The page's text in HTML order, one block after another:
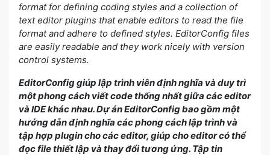
format for defining coding styles and a collection of
text editor plugins that enable editors to read the file
format and adhere to defined styles. EditorConfig files
are easily readable and they work nicely with version
control systems.
EditorConfig giúp lập trình viên định nghĩa và duy trì
một phong cách viết code thống nhất giữa các editor
và IDE khác nhau. Dự án EditorConfig bao gồm một
hướng dẫn định nghĩa các phong cách lập trình và
tập hợp plugin cho các editor, giúp cho editor có thể
đọc file thiết lập và thay đổi tương ứng. Tập tin